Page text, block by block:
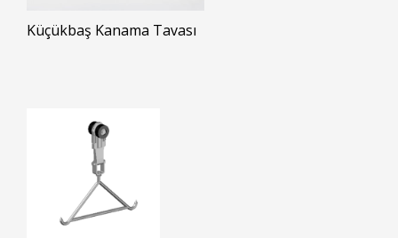
Küçükbaş Kanama Tavası